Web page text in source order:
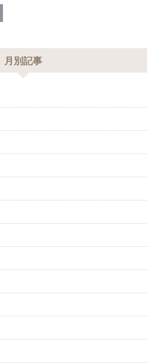
月別記事